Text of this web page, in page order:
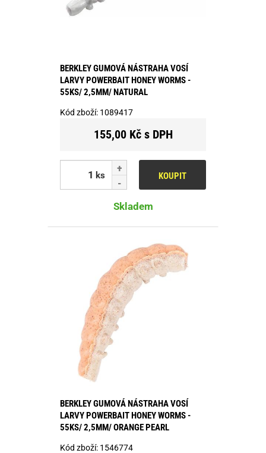
BERKLEY GUMOVÁ NÁSTRAHA VOSÍ
LARVY POWERBAIT HONEY WORMS -
55KS/ 2,5MM/ NATURAL
Kód zboží: 1089417
155,00 Kč s DPH
ks KOUPIT
Skladem
BERKLEY GUMOVÁ NÁSTRAHA VOSÍ
LARVY POWERBAIT HONEY WORMS -
55KS/ 2,5MM/ ORANGE PEARL
Kód zboží: 1546774